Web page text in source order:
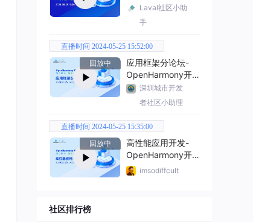
发者大会2024
Laval社区小助
手
直播时间 2024-05-25 15:52:00
回放中
应用框架分论坛-
OpenHarmony开
发者大会2024
深圳城市开发
者社区小助理
直播时间 2024-05-25 15:35:00
回放中
高性能应用开发-
OpenHarmony开
发者大会2024
imsodiffcult
社区排行榜